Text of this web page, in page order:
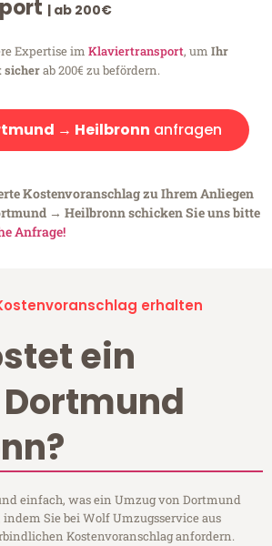
| ab 200€
Expertise im Klaviertransport, um Ihr
sicherab 200€ zu befördern.
→ Heilbronn anfragen
Kostenvoranschlag zu Ihrem Anliegen
→ Heilbronn schicken Sie uns bitte
Anfrage!
erhalten
ein
einfach, was ein Umzug von Dortmund
Sie bei Wolf Umzugsservice aus
Kostenvoranschlag anfordern.